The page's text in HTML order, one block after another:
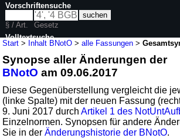
Start > Inhalt BNotO >alle Fassungen >
Synopse aller Änderungen der
BNotO am 09.06.2017
Diese Gegenüberstellung vergleicht die
(linke Spalte) mit der neuen Fassung
9. Juni 2017 durchArtikel 1 des
Einzelnormen. Synopsen für andere
Sie in derÄnderungshistorie der BNotO.
Vorschriftensuche
§ / Art.
Gesetz
Volltextsuche
nur in BNotO